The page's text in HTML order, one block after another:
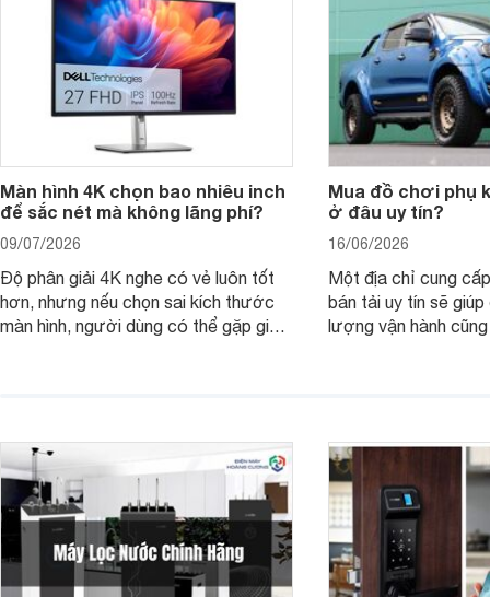
Màn hình 4K chọn bao nhiêu inch
để sắc nét mà không lãng phí?
09/07/2026
Độ phân giải 4K nghe có vẻ luôn tốt
hơn, nhưng nếu chọn sai kích thước
màn hình, người dùng có thể gặp giao
Mua đồ chơi phụ
ở đâu uy tín?
16/06/2026
Một địa chỉ cung
bán tải uy tín sẽ
lượng vận hành